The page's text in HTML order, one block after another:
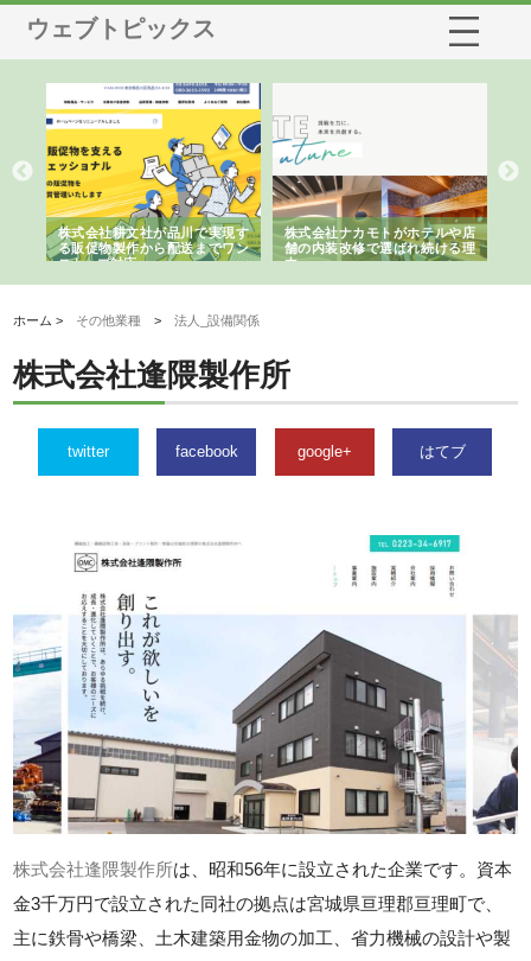
ウェブトピックス
株式会社耕文社が品川で実現す
る販促物製作から配送までワン
ストップ対応
株式会社ナカモトがホテルや店
舗の内装改修で選ばれ続ける理
由
ホーム > その他業種 >法人_設備関係
株式会社逢隈製作所
twitter facebook google+ はてブ
株式会社逢隈製作所は、昭和56年に設立された企業です。資本
金3千万円で設立された同社の拠点は宮城県亘理郡亘理町で、
主に鉄骨や橋梁、土木建築用金物の加工、省力機械の設計や製